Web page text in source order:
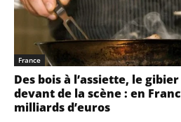
France
Des bois à l’assiette, le
devant de la scène : en
milliards d’euros